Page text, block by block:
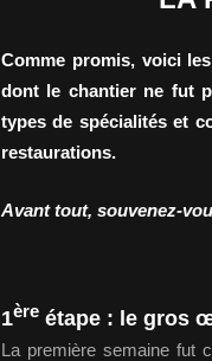
Comme promis, voici
dont le chantier ne fut
types de spécialités et
restaurations.
Avant tout, souvenez-
1ère étape : le gros
La première semaine fut